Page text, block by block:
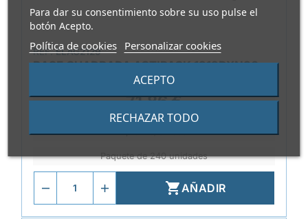
Para dar su consentimiento sobre su uso pulse el
botón Acepto.
Política de cookies Personalizar cookies
RECHAZAR TODO
ACEPTO
REF.ELAG2129
BASE CUADRADA ACTIPACK 1919DXN30
RPET NEGRA 190X190X20MM
71,86 €
0,299 €/Unidad
Paquete de 240 unidades
AÑADIR